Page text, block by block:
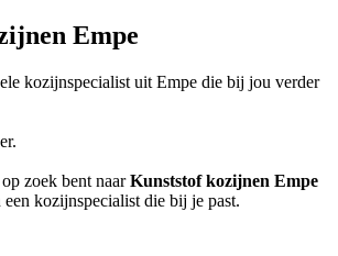
Empe
kozijnspecialist uit Empe die bij jou verder
zoek bent naarKunststof kozijnen Empe
kozijnspecialist die bij je past.